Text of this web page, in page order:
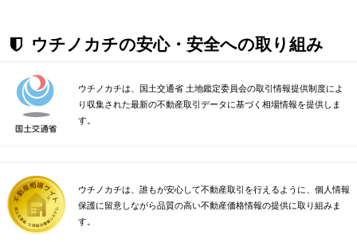
ウチノカチの安心・安全への取り組み
ウチノカチは、国土交通省 土地鑑定委員会の取引情報提供制度によ
り収集された最新の不動産取引データに基づく相場情報を提供しま
す。
ウチノカチは、誰もが安心して不動産取引を行えるように、個人情報
保護に留意しながら品質の高い不動産価格情報の提供に取り組みま
す。